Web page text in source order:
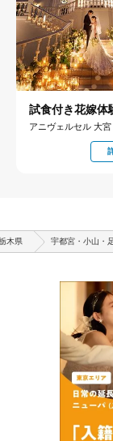
試食付き花嫁体
アニヴェルセル 大宮
木県 宇都宮・小山・